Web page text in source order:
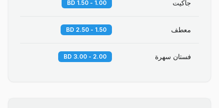
جاكيت 1.00 - 1.50 BD
معطف 1.50 - 2.50 BD
فستان سهرة 2.00 - 3.00 BD